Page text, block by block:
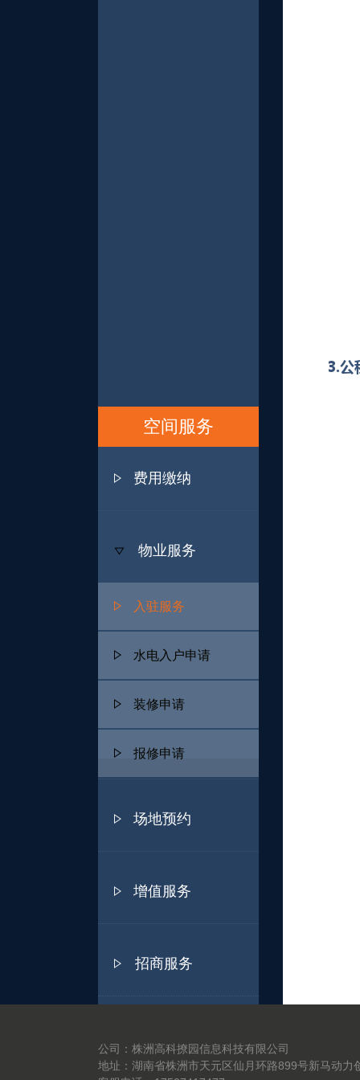
空间服务
费用缴纳
物业服务
入驻服务
水电入户申请
装修申请
报修申请
场地预约
增值服务
招商服务
3.公
公司：株洲高科撩园信息科技有限公司
地址：湖南省株洲市天元区仙月环路899号新马动力